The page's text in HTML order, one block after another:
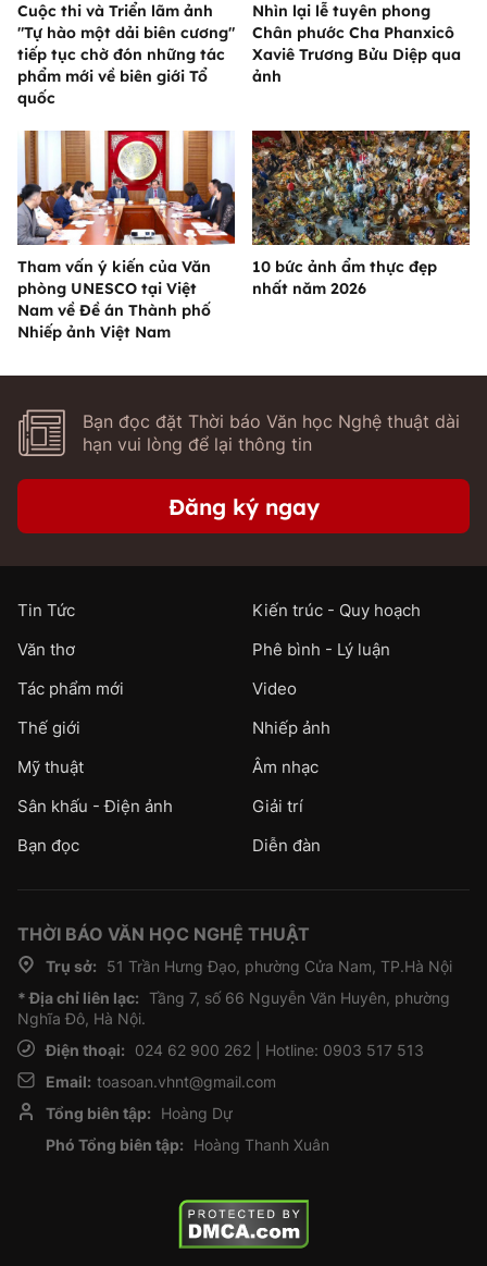
Cuộc thi và Triển lãm ảnh
"Tự hào một dải biên cương"
tiếp tục chờ đón những tác
phẩm mới về biên giới Tổ
quốc
Nhìn lại lễ tuyên phong
Chân phước Cha Phanxicô
Xaviê Trương Bửu Diệp qua
ảnh
Tham vấn ý kiến của Văn
phòng UNESCO tại Việt
Nam về Đề án Thành phố
Nhiếp ảnh Việt Nam
10 bức ảnh ẩm thực đẹp
nhất năm 2026
Bạn đọc đặt Thời báo Văn học Nghệ thuật dài
hạn vui lòng để lại thông tin
Đăng ký ngay
Tin Tức
Kiến trúc - Quy hoạch
Văn thơ
Phê bình - Lý luận
Tác phẩm mới
Video
Thế giới
Nhiếp ảnh
Mỹ thuật
Âm nhạc
Sân khấu - Điện ảnh
Giải trí
Bạn đọc
Diễn đàn
THỜI BÁO VĂN HỌC NGHỆ THUẬT
Trụ sở:
51 Trần Hưng Đạo, phường Cửa Nam, TP.Hà Nội
* Địa chỉ liên lạc: Tầng 7, số 66 Nguyễn Văn Huyên, phường
Nghĩa Đô, Hà Nội.
Điện thoại:
024 62 900 262 | Hotline: 0903 517 513
Email: toasoan.vhnt@gmail.com
Tổng biên tập:
Hoàng Dự
Phó Tổng biên tập:
Hoàng Thanh Xuân